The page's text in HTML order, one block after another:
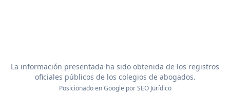
La información presentada ha sido obtenida de los registros
oficiales públicos de los colegios de abogados.
Posicionado en Google porSEO Jurídico